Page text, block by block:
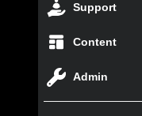
Support
Content
Admin